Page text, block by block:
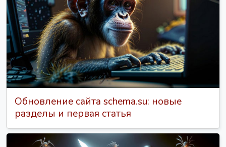
Обновление сайта schema.su: новые
разделы и первая статья